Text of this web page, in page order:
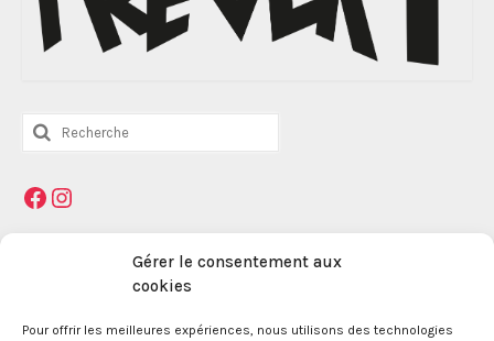
Gérer le consentement aux
cookies
Pour offrir les meilleures expériences, nous utilisons des technologies
Rechercher
:
Facebook
Instagram
Mentions légales
La Maison des Jeunes et de la Culture Jacques